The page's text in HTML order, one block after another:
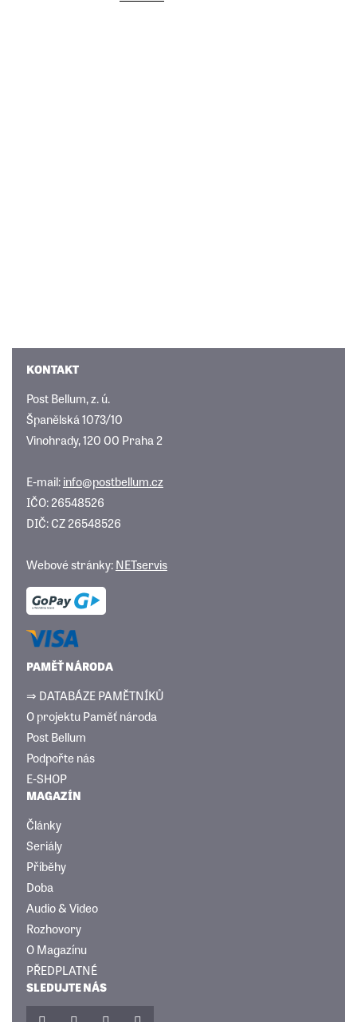
KONTAKT
Post Bellum, z. ú.
Španělská 1073/10
Vinohrady, 120 00 Praha 2
E-mail:info@postbellum.cz
IČO: 26548526
DIČ: CZ 26548526
Webové stránky:NETservis
PAMĚŤ NÁRODA
⇒ DATABÁZE PAMĚTNÍKŮ
O projektu Paměť národa
Post Bellum
Podpořte nás
E-SHOP
MAGAZÍN
Články
Seriály
Příběhy
Doba
Audio & Video
Rozhovory
O Magazínu
PŘEDPLATNÉ
SLEDUJTE NÁS